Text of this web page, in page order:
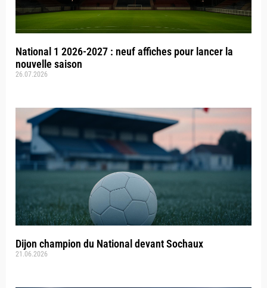
National 1 2026-2027 : neuf affiches pour lancer la
nouvelle saison
26.07.2026
Dijon champion du National devant Sochaux
21.06.2026